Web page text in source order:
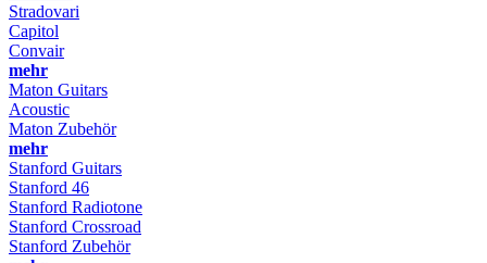
Stradovari
Capitol
Convair
mehr
Maton Guitars
Acoustic
Maton Zubehör
mehr
Stanford Guitars
Stanford 46
Stanford Radiotone
Stanford Crossroad
Stanford Zubehör